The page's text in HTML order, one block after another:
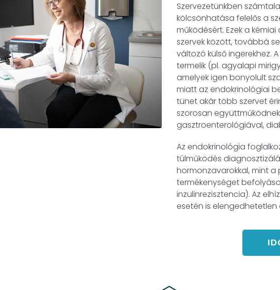
Szervezetünkben
kölcsönhatása felelős a
működésért. Ezek a
szervek között, továbbá
változó külső ingerekhez.
termelik (pl. agyalapi
amelyek igen bonyolult
miatt az endokrinológiai
tünet akár több szervet
szorosan
gasztroenterológiával,
Az endokrinológia
túlműködés
hormonzavarokkal, mint a
termékenységet
inzulinrezisztencia). Az
esetén is